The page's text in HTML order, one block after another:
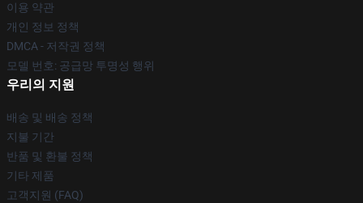
이용 약관
개인 정보 정책
DMCA - 저작권 정책
모델 번호: 공급망 투명성 행위
우리의 지원
배송 및 배송 정책
지불 기간
반품 및 환불 정책
기타 제품
고객지원 (FAQ)